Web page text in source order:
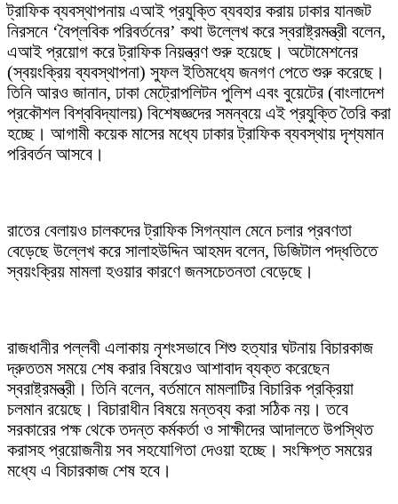
ট্রাফিক ব্যবস্থাপনায় এআই প্রযুক্তি ব্যবহার করায় ঢাকার যানজট
নিরসনে ‘বৈপ্লবিক পরিবর্তনের’ কথা উল্লেখ করে স্বরাষ্ট্রমন্ত্রী বলেন,
এআই প্রয়োগ করে ট্রাফিক নিয়ন্ত্রণ শুরু হয়েছে। অটোমেশনের
(স্বয়ংক্রিয় ব্যবস্থাপনা) সুফল ইতিমধ্যে জনগণ পেতে শুরু করেছে।
তিনি আরও জানান, ঢাকা মেট্রোপলিটন পুলিশ এবং বুয়েটের (বাংলাদেশ
প্রকৌশল বিশ্ববিদ্যালয়) বিশেষজ্ঞদের সমন্বয়ে এই প্রযুক্তি তৈরি করা
হচ্ছে। আগামী কয়েক মাসের মধ্যে ঢাকার ট্রাফিক ব্যবস্থায় দৃশ্যমান
পরিবর্তন আসবে।
রাতের বেলায়ও চালকদের ট্রাফিক সিগন্যাল মেনে চলার প্রবণতা
বেড়েছে উল্লেখ করে সালাহউদ্দিন আহমদ বলেন, ডিজিটাল পদ্ধতিতে
স্বয়ংক্রিয় মামলা হওয়ার কারণে জনসচেতনতা বেড়েছে।
রাজধানীর পল্লবী এলাকায় নৃশংসভাবে শিশু হত্যার ঘটনায় বিচারকাজ
দ্রুততম সময়ে শেষ করার বিষয়েও আশাবাদ ব্যক্ত করেছেন
স্বরাষ্ট্রমন্ত্রী। তিনি বলেন, বর্তমানে মামলাটির বিচারিক প্রক্রিয়া
চলমান রয়েছে। বিচারাধীন বিষয়ে মন্তব্য করা সঠিক নয়। তবে
সরকারের পক্ষ থেকে তদন্ত কর্মকর্তা ও সাক্ষীদের আদালতে উপস্থিত
করাসহ প্রয়োজনীয় সব সহযোগিতা দেওয়া হচ্ছে। সংক্ষিপ্ত সময়ের
মধ্যে এ বিচারকাজ শেষ হবে।